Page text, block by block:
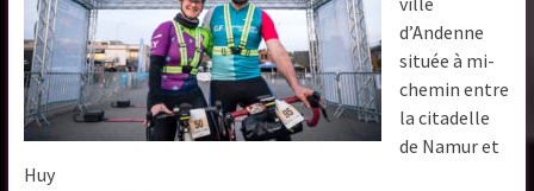
d’Andenne
située à mi-
chemin entre
la citadelle
de Namur et
Huy